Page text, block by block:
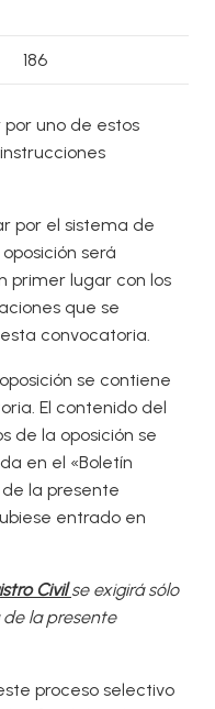
186
uno de estos
por el sistema de
será
primer lugar con los
que se
convocatoria.
se contiene
El contenido del
de la oposición se
en el «Boletín
la presente
entrado en
Civilse exigirá sólo
de la presente
proceso selectivo